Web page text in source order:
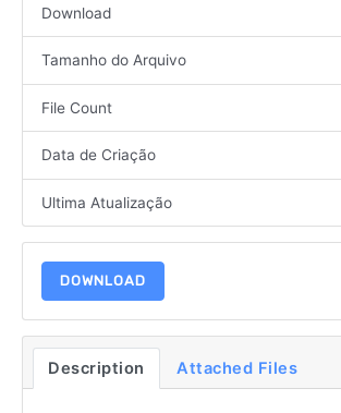
Download
Tamanho do Arquivo
File Count
Data de Criação
Ultima Atualização
DOWNLOAD
Description Attached Files